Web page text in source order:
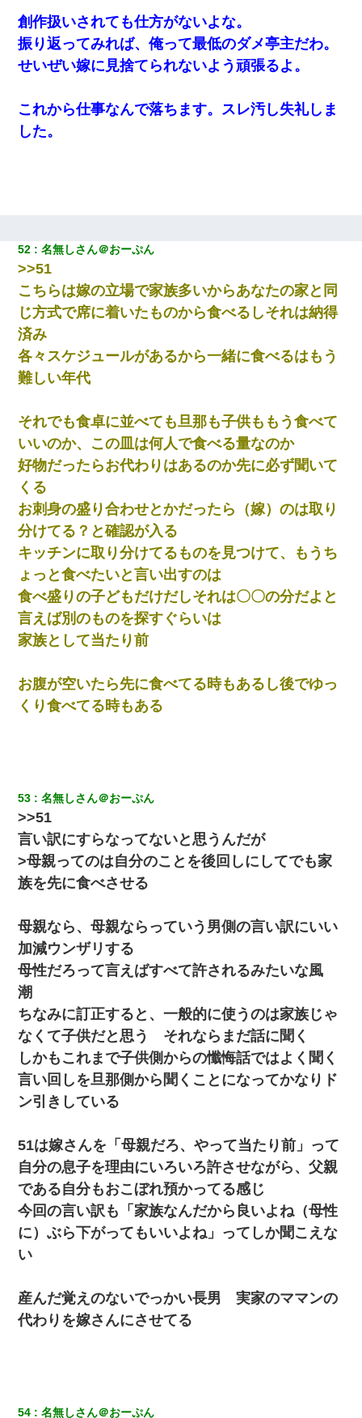
創作扱いされても仕方がないよな。
振り返ってみれば、俺って最低のダメ亭主だわ。
せいぜい嫁に見捨てられないよう頑張るよ。
これから仕事なんで落ちます。スレ汚し失礼しま
した。
52 名無しさん＠おーぷん
>>51
こちらは嫁の立場で家族多いからあなたの家と同
じ方式で席に着いたものから食べるしそれは納得
済み
各々スケジュールがあるから一緒に食べるはもう
難しい年代
それでも食卓に並べても旦那も子供ももう食べて
いいのか、この皿は何人で食べる量なのか
好物だったらお代わりはあるのか先に必ず聞いて
くる
お刺身の盛り合わせとかだったら（嫁）のは取り
分けてる？と確認が入る
キッチンに取り分けてるものを見つけて、もうち
ょっと食べたいと言い出すのは
食べ盛りの子どもだけだしそれは〇〇の分だよと
言えば別のものを探すぐらいは
家族として当たり前
お腹が空いたら先に食べてる時もあるし後でゆっ
くり食べてる時もある
53 名無しさん＠おーぷん
>>51
言い訳にすらなってないと思うんだが
>母親ってのは自分のことを後回しにしてでも家
族を先に食べさせる
母親なら、母親ならっていう男側の言い訳にいい
加減ウンザリする
母性だろって言えばすべて許されるみたいな風
潮
ちなみに訂正すると、一般的に使うのは家族じゃ
なくて子供だと思う それならまだ話に聞く
しかもこれまで子供側からの懺悔話ではよく聞く
言い回しを旦那側から聞くことになってかなりド
ン引きしている
51は嫁さんを「母親だろ、やって当たり前」って
自分の息子を理由にいろいろ許させながら、父親
である自分もおこぼれ預かってる感じ
今回の言い訳も「家族なんだから良いよね（母性
に）ぶら下がってもいいよね」ってしか聞こえな
い
産んだ覚えのないでっかい長男 実家のママンの
代わりを嫁さんにさせてる
54 名無しさん＠おーぷん